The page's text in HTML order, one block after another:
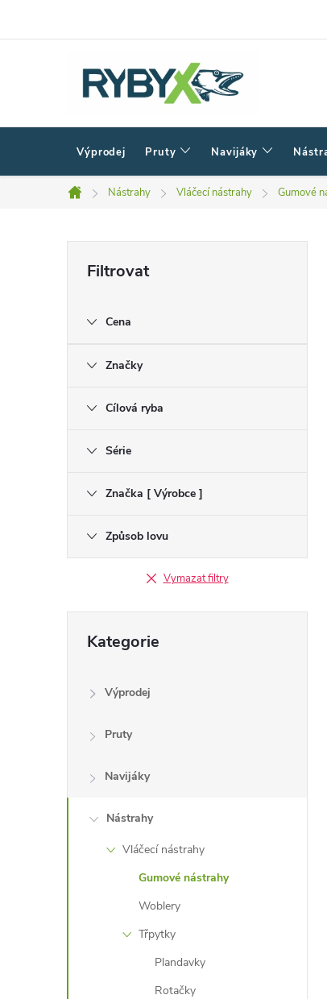
Výprodej Pruty Navijáky
Domů
Nástrahy Vláčecí nástrahy Gumové
p
Cena
Značky
Cílová ryba
Série
Značka [ Výrobce ]
Způsob lovu
Vymazat filtry
kategorie
Kategorie
Výprodej
Pruty
Navijáky
Nástrahy
Vláčecí nástrahy
Gumové nástrahy
Woblery
Třpytky
Plandavky
Rotačky